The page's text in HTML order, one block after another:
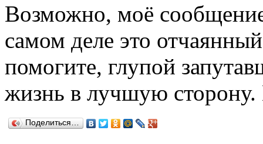
Возможно, моё
самом деле это
помогите, глупой
жизнь в лучшую
Поделиться…